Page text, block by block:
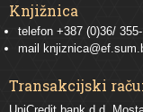
Knjižnica
telefon +387 (0)36/
mail
Transakcijski